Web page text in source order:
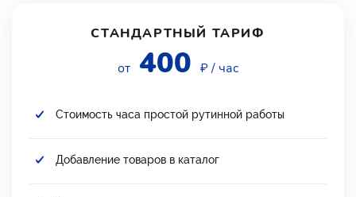
СТАНДАРТНЫЙ ТАРИФ
от 400 ₽ / час
Стоимость часа простой рутинной работы
Добавление товаров в каталог